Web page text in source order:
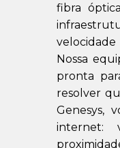
fibra
Nossa
pronta
resolver
Genesys,
internet: